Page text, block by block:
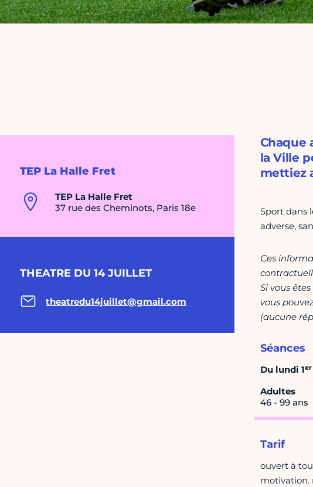
TEP La Halle Fret
TEP La Halle Fret
37 rue des Cheminots, Paris 18e
THEATRE DU 14 JUILLET
theatredu14juillet@gmail.com
Chaque
la Ville
mettiez
Sport dans
adverse,
Ces
Si vous
vous
(aucune
Séances
Du lundi 1er
Adultes
46 - 99 ans
Tarif
ouvert à
motivation.